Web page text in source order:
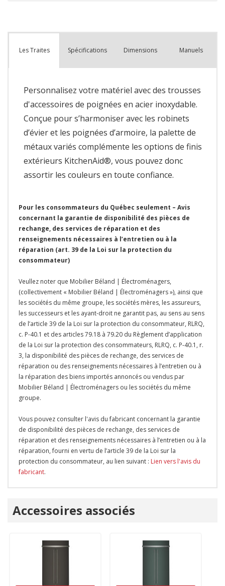
Les Traites Spécifications Dimensions Manuels
Personnalisez votre matériel avec des trousses
d'accessoires de poignées en acier inoxydable.
Conçue pour s’harmoniser avec les robinets
d’évier et les poignées d’armoire, la palette de
métaux variés complémente les options de finis
extérieurs KitchenAid®, vous pouvez donc
assortir les couleurs en toute confiance.
Pour les consommateurs du Québec seulement – Avis
concernant la garantie de disponibilité des pièces de
rechange, des services de réparation et des
renseignements nécessaires à l’entretien ou à la
réparation (art. 39 de la Loi sur la protection du
consommateur)
Veullez noter que Mobilier Béland | Électroménagers,
(collectivement « Mobilier Béland | Électroménagers »), ainsi que
les sociétés du même groupe, les sociétés mères, les assureurs,
les successeurs et les ayant-droit ne garantit pas, au sens au sens
de l’article 39 de la Loi sur la protection du consommateur, RLRQ,
c. P-40.1 et des articles 79.18 à 79.20 du Règlement d’application
de la Loi sur la protection des consommateurs, RLRQ, c. P-40.1, r.
3, la disponibilité des pièces de rechange, des services de
réparation ou des renseignements nécessaires à l’entretien ou à
la réparation des biens importés annoncés ou vendus par
Mobilier Béland | Électroménagers ou les sociétés du même
groupe.
Vous pouvez consulter l'avis du fabricant concernant la garantie
de disponibilité des pièces de rechange, des services de
réparation et des renseignements nécessaires à l’entretien ou à la
réparation, fourni en vertu de l’article 39 de la Loi sur la
protection du consommateur, au lien suivant : Lien vers l'avis du
fabricant.
personnalisé
Accessoires associés